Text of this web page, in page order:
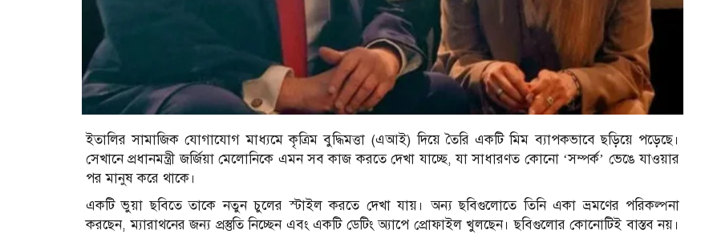
ইতালির সামাজিক যোগাযোগ মাধ্যমে কৃত্রিম বুদ্ধিমত্তা (এআই) দিয়ে তৈরি একটি মিম ব্যাপকভাবে ছড়িয়ে পড়েছে।
সেখানে প্রধানমন্ত্রী জর্জিয়া মেলোনিকে এমন সব কাজ করতে দেখা যাচ্ছে, যা সাধারণত কোনো ‘সম্পর্ক’ ভেঙে যাওয়ার
পর মানুষ করে থাকে।
একটি ভুয়া ছবিতে তাকে নতুন চুলের স্টাইল করতে দেখা যায়। অন্য ছবিগুলোতে তিনি একা ভ্রমণের পরিকল্পনা
করছেন, ম্যারাথনের জন্য প্রস্তুতি নিচ্ছেন এবং একটি ডেটিং অ্যাপে প্রোফাইল খুলছেন। ছবিগুলোর কোনোটিই বাস্তব নয়।